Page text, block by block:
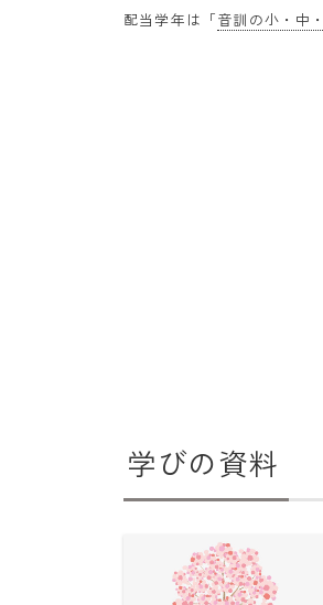
配当学年は「音訓の小・中
学びの資料